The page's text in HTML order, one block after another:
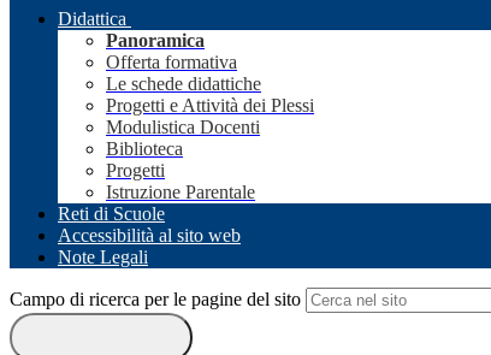
Didattica
Panoramica
Offerta formativa
Le schede didattiche
Progetti e Attività dei Plessi
Modulistica Docenti
Biblioteca
Progetti
Istruzione Parentale
Reti di Scuole
Accessibilità al sito web
Note Legali
Campo di ricerca per le pagine del sito